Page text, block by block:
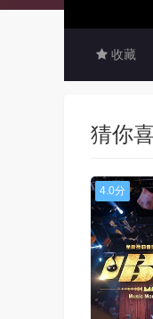
收藏
猜你
4.0分